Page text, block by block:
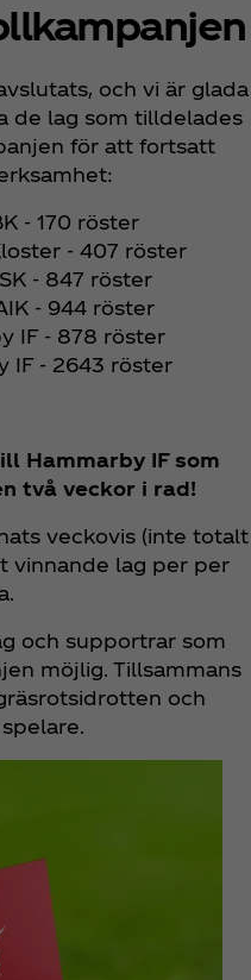
och vi är glada
de lag som tilldelades
för att fortsatt
- 170 röster
- 407 röster
- 847 röster
- 944 röster
IF - 878 röster
IF - 2643 röster
Hammarby IF som
två veckor i rad!
veckovis (inte totalt
vinnande lag per per
och supportrar som
möjlig. Tillsammans
och